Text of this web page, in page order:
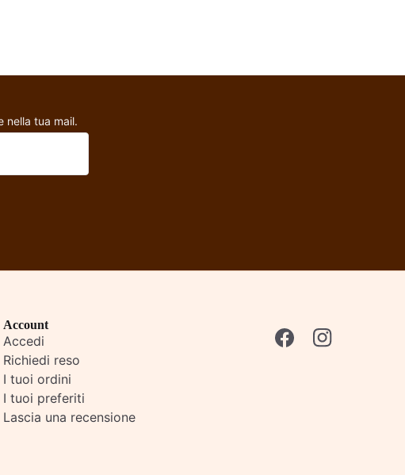
nella tua mail.
Account
Accedi
Richiedi reso
I tuoi ordini
I tuoi preferiti
Lascia una recensione